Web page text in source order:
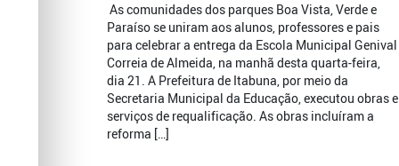
As comunidades dos parques Boa Vista, Verde e
Paraíso se uniram aos alunos, professores e pais
para celebrar a entrega da Escola Municipal Genival
Correia de Almeida, na manhã desta quarta-feira,
dia 21. A Prefeitura de Itabuna, por meio da
Secretaria Municipal da Educação, executou obras e
serviços de requalificação. As obras incluíram a
reforma […]